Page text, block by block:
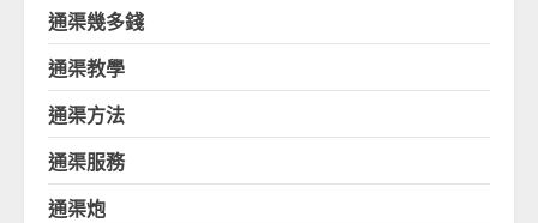
通渠幾多錢
通渠教學
通渠方法
通渠服務
通渠炮